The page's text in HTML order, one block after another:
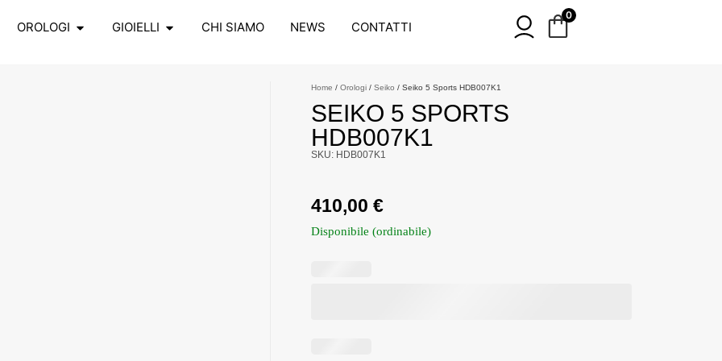
OROLOGI GIOIELLI CHI SIAMO NEWS CONTATTI
0
Home / Orologi / Seiko / Seiko 5 Sports HDB007K1
SEIKO 5 SPORTS
HDB007K1
SKU: HDB007K1
410,00 €
Disponibile (ordinabile)